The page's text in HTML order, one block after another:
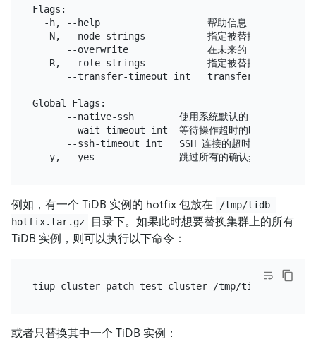
Flags:
  -h, --help                   帮助信息
  -N, --node strings           指定被替换的节点
--overwrite              在未来的 scale-out 操
  -R, --role strings           指定被替换的服务类型
--transfer-timeout int   transfer leader 的
Global Flags:
      --native-ssh        使用系统默认的 SSH 客户端
      --wait-timeout int  等待操作超时的时间
      --ssh-timeout int   SSH 连接的超时时间
例如，有一个 TiDB 实例的 hotfix 包放在
/tmp/tidb-
hotfix.tar.gz
目录下。如果此时想要替换集群上的所有
TiDB 实例，则可以执行以下命令：
或者只替换其中一个 TiDB 实例：